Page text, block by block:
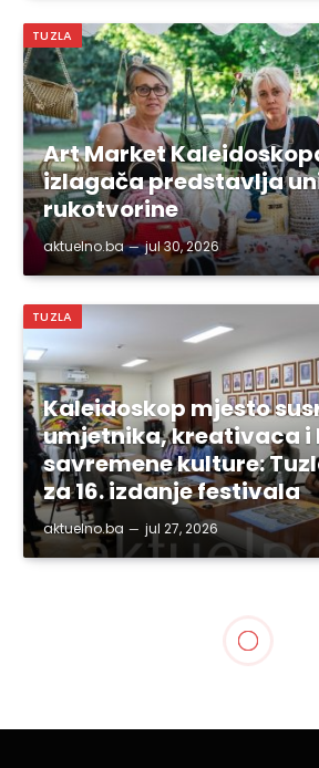
TUZLA
Art Market
izlagača predstavlja
rukotvorine
aktuelno.ba jul 30, 2026
TUZLA
Kaleidoskop mjesto
umjetnika, kreativaca
savremene kulture:
za 16. izdanje festivala
aktuelno.ba jul 27, 2026
Susret